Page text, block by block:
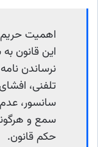
اهمیت
این قانون
نرساندن
تلفنی،
سانسور، عدم
سمع و
حکم قانون.